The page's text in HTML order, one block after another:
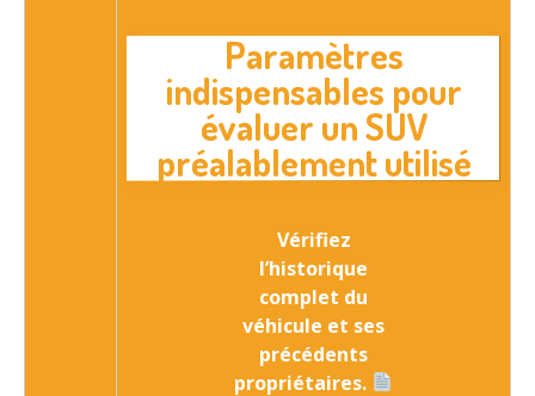
Paramètres
indispensables pour
évaluer un SUV
préalablement utilisé
Vérifiez
l’historique
complet du
véhicule et ses
précédents
propriétaires.